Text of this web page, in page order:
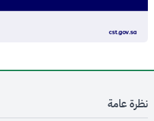
نظرة عامة